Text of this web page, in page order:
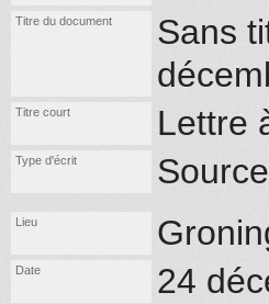
Titre du document
Sans
Titre court Lettre
Type d'écrit
Lieu
Date 24